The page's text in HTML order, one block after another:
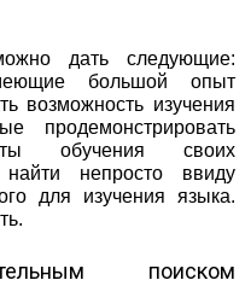
дать следующие:
большой опыт
возможность изучения
продемонстрировать
обучения своих
непросто ввиду
для изучения языка.
поиском